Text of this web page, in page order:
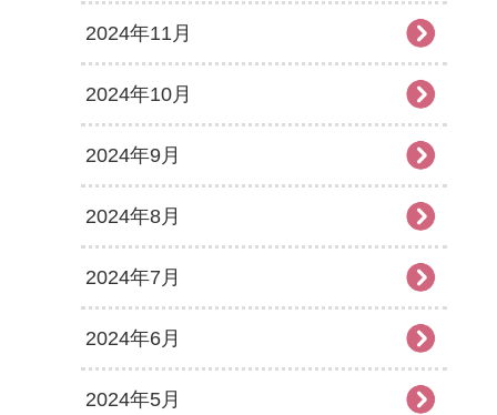
2024年11月
2024年10月
2024年9月
2024年8月
2024年7月
2024年6月
2024年5月